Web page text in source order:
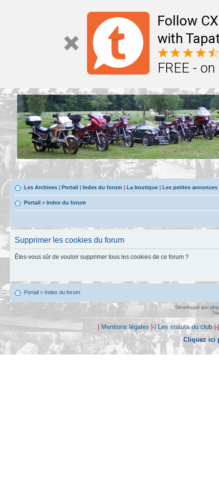
Follow
with
FREE -
Les Archives | Portail | Index du forum | La boutique | Les petites
Portail » Index du forum
Supprimer les cookies du forum
Êtes-vous sûr de vouloir supprimer tous les cookies de ce forum ?
Portail » Index du forum
Développé par
| Mentions légales |-|Les statuts du club
Cliquez ici